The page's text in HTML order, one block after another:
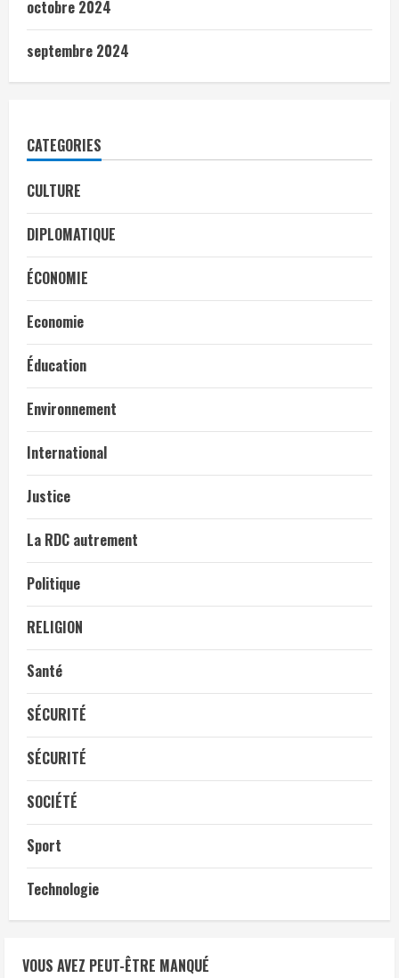
octobre 2024
septembre 2024
CATEGORIES
CULTURE
DIPLOMATIQUE
ÉCONOMIE
Economie
Éducation
Environnement
International
Justice
La RDC autrement
Politique
RELIGION
Santé
SÉCURITÉ
SÉCURITÉ
SOCIÉTÉ
Sport
Technologie
VOUS AVEZ PEUT-ÊTRE MANQUÉ